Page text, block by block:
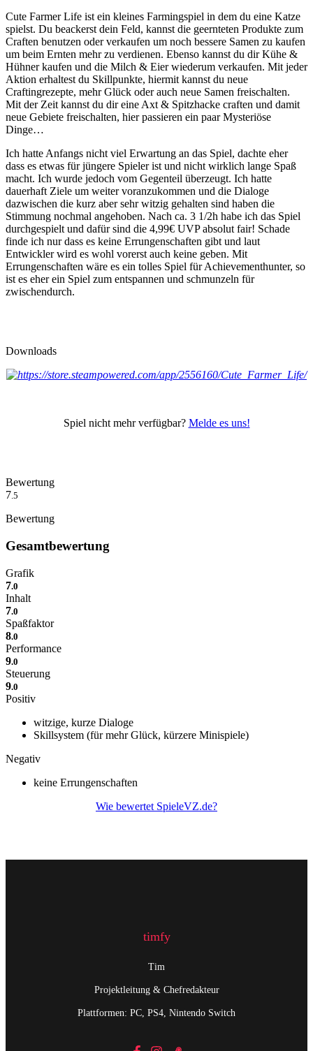
Cute Farmer Life ist ein kleines Farmingspiel in dem du eine Katze
spielst. Du beackerst dein Feld, kannst die geernteten Produkte zum
Craften benutzen oder verkaufen um noch bessere Samen zu kaufen
um beim Ernten mehr zu verdienen. Ebenso kannst du dir Kühe &
Hühner kaufen und die Milch & Eier wiederum verkaufen. Mit jeder
Aktion erhaltest du Skillpunkte, hiermit kannst du neue
Craftingrezepte, mehr Glück oder auch neue Samen freischalten.
Mit der Zeit kannst du dir eine Axt & Spitzhacke craften und damit
neue Gebiete freischalten, hier passieren ein paar Mysteriöse
Dinge…
Ich hatte Anfangs nicht viel Erwartung an das Spiel, dachte eher
dass es etwas für jüngere Spieler ist und nicht wirklich lange Spaß
macht. Ich wurde jedoch vom Gegenteil überzeugt. Ich hatte
dauerhaft Ziele um weiter voranzukommen und die Dialoge
dazwischen die kurz aber sehr witzig gehalten sind haben die
Stimmung nochmal angehoben. Nach ca. 3 1/2h habe ich das Spiel
durchgespielt und dafür sind die 4,99€ UVP absolut fair! Schade
finde ich nur dass es keine Errungenschaften gibt und laut
Entwickler wird es wohl vorerst auch keine geben. Mit
Errungenschaften wäre es ein tolles Spiel für Achievementhunter, so
ist es eher ein Spiel zum entspannen und schmunzeln für
zwischendurch.
Downloads
Spiel nicht mehr verfügbar? Melde es uns!
Bewertung
7.5
Bewertung
Gesamtbewertung
Grafik
7.0
Inhalt
7.0
Spaßfaktor
8.0
Performance
9.0
Steuerung
9.0
Positiv
witzige, kurze Dialoge
Skillsystem (für mehr Glück, kürzere Minispiele)
Negativ
keine Errungenschaften
Wie bewertet SpieleVZ.de?
timfy
Tim
Projektleitung & Chefredakteur
Plattformen: PC, PS4, Nintendo Switch